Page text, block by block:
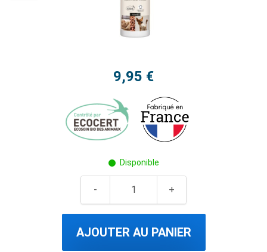
9,95 €
Disponible
AJOUTER AU PANIER